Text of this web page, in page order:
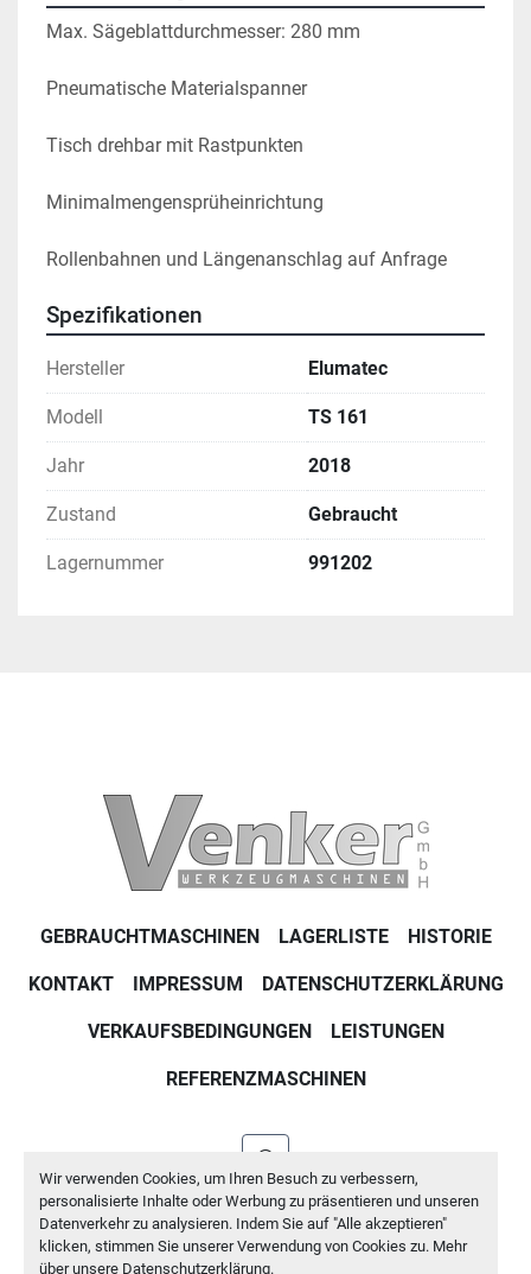
Wir verwenden Cookies, um Ihren Besuch zu verbessern,
personalisierte Inhalte oder Werbung zu präsentieren und unseren
Datenverkehr zu analysieren. Indem Sie auf "Alle akzeptieren"
klicken, stimmen Sie unserer Verwendung von Cookies zu. Mehr
über unsere Datenschutzerklärung.
Max. Sägeblattdurchmesser: 280 mm
Pneumatische Materialspanner
Tisch drehbar mit Rastpunkten
Minimalmengensprüheinrichtung
Rollenbahnen und Längenanschlag auf Anfrage
Spezifikationen
Hersteller Elumatec
Modell TS 161
Jahr 2018
Zustand Gebraucht
Lagernummer 991202
GEBRAUCHTMASCHINEN LAGERLISTE HISTORIE
KONTAKT IMPRESSUM DATENSCHUTZERKLÄRUNG
VERKAUFSBEDINGUNGEN LEISTUNGEN
REFERENZMASCHINEN
whatsapp
Machinio System-Website vonMachinio
Cookie-Einstellungen